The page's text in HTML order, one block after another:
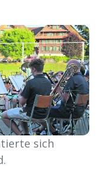
sich